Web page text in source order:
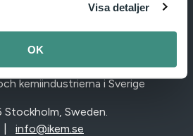
Visa detaljer
OK
Chemical Industries in Sweden
kemiindustrierna i Sverige
Stockholm, Sweden.
info@ikem.se